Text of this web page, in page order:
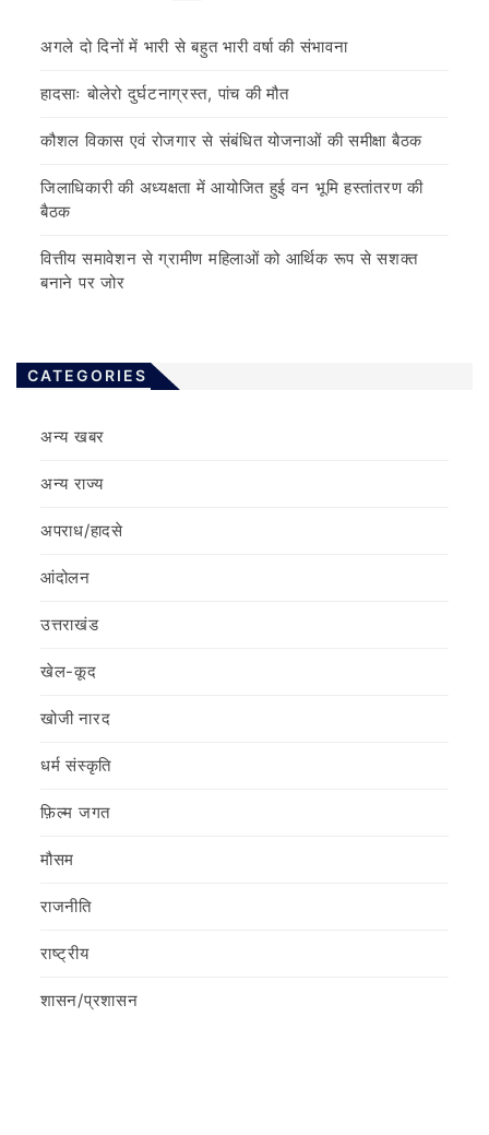
अगले दो दिनों में भारी से बहुत भारी वर्षा की संभावना
हादसाः बोलेरो दुर्घटनाग्रस्त, पांच की मौत
कौशल विकास एवं रोजगार से संबंधित योजनाओं की समीक्षा बैठक
जिलाधिकारी की अध्यक्षता में आयोजित हुई वन भूमि हस्तांतरण की
बैठक
वित्तीय समावेशन से ग्रामीण महिलाओं को आर्थिक रूप से सशक्त
बनाने पर जोर
CATEGORIES
अन्य खबर
अन्य राज्य
अपराध/हादसे
आंदोलन
उत्तराखंड
खेल-कूद
खोजी नारद
धर्म संस्कृति
फ़िल्‍म जगत
मौसम
राजनीति
राष्ट्रीय
शासन/प्रशासन